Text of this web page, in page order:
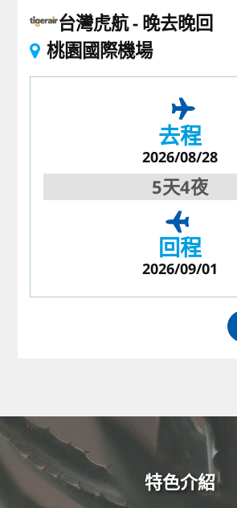
台灣虎航 晚去晚回
桃園國際機場
去程
2026/08/28
5天4夜
回程
2026/09/01
特色介紹